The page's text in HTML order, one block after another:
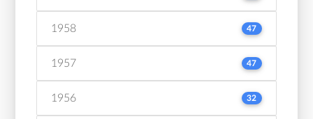
1958 47
1957 47
1956 32